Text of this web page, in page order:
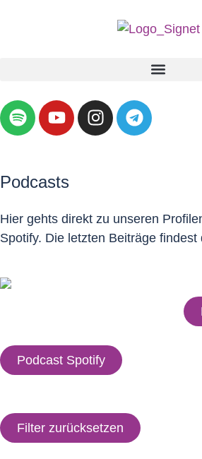
Podcasts
Hier gehts direkt zu unseren
Spotify. Die letzten Beiträge findest
Podcast Spotify
Filter zurücksetzen